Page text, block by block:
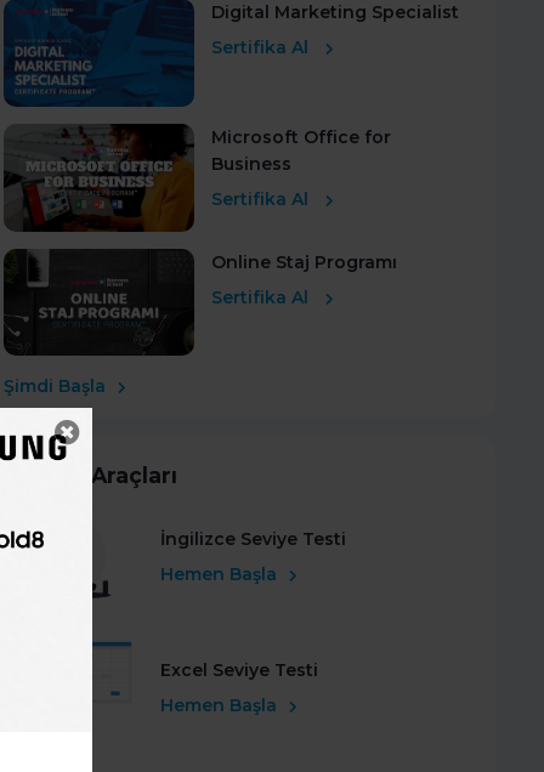
Digital Marketing Specialist
Sertifika Al
Microsoft Office for
Business
Sertifika Al
Online Staj Programı
Sertifika Al
Şimdi Başla
Kariyer Araçları
İngilizce Seviye Testi
Hemen Başla
Excel Seviye Testi
Hemen Başla